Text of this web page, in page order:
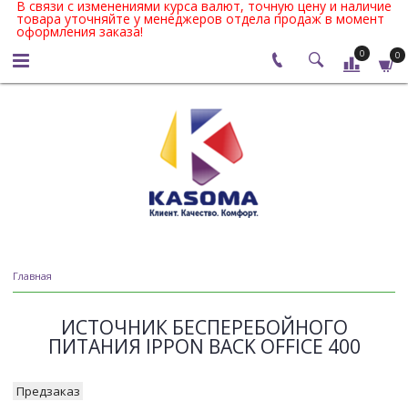
В связи с изменениями курса валют, точную цену и наличие
товара уточняйте у менеджеров отдела продаж в момент
оформления заказа!
0 0
Главная
ИСТОЧНИК БЕСПЕРЕБОЙНОГО
ПИТАНИЯ IPPON BACK OFFICE 400
Предзаказ